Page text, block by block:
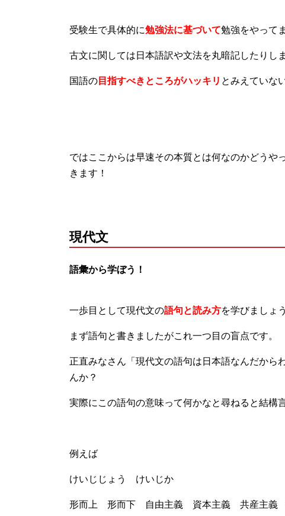
受験生で具体的に勉強法に基づいて勉強をやって
古文に関しては日本語訳や文法を丸暗記したりし
国語の 目指すべきところがハッキリ とみえていな
ではここからは早速その本質とは何なのかどうや
きます！
現代文
語彙から学ぼう！
一歩目として現代文の語句と読み方を学びましょ
まず語句と書きましたがこれ一つ目の盲点です。
正直みなさん「現代文の語句は日本語なんだから
んか？
実際にこの語句の意味って何かなと尋ねると結構
例えば
けいじじょう けいじか
形而上 形而下 自由主義 資本主義 共産主義